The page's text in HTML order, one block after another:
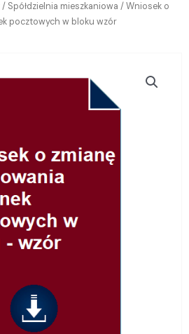
/ Spółdzielnia mieszkaniowa / Wniosek o
pocztowych w bloku wzór